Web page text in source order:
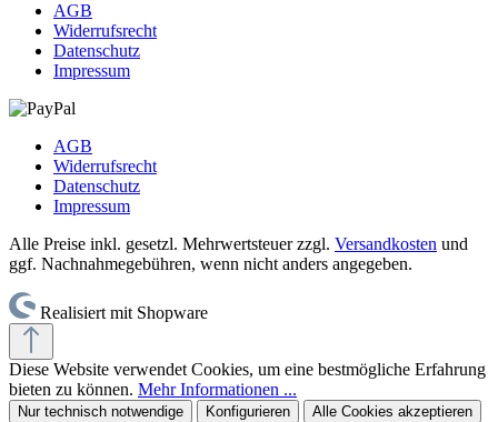
AGB
Widerrufsrecht
Datenschutz
Impressum
AGB
Widerrufsrecht
Datenschutz
Impressum
Alle Preise inkl. gesetzl. Mehrwertsteuer zzgl. Versandkosten und
ggf. Nachnahmegebühren, wenn nicht anders angegeben.
Realisiert mit Shopware
Diese Website verwendet Cookies, um eine bestmögliche Erfahrung
bieten zu können. Mehr Informationen ...
Nur technisch notwendige Konfigurieren Alle Cookies akzeptieren